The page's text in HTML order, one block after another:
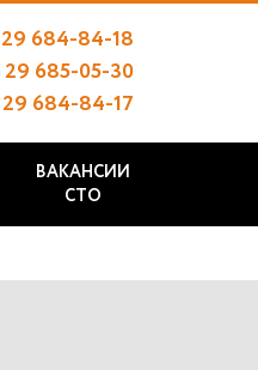
29 684-84-18
29 685-05-30
29 684-84-17
ВАКАНСИИ
СТО